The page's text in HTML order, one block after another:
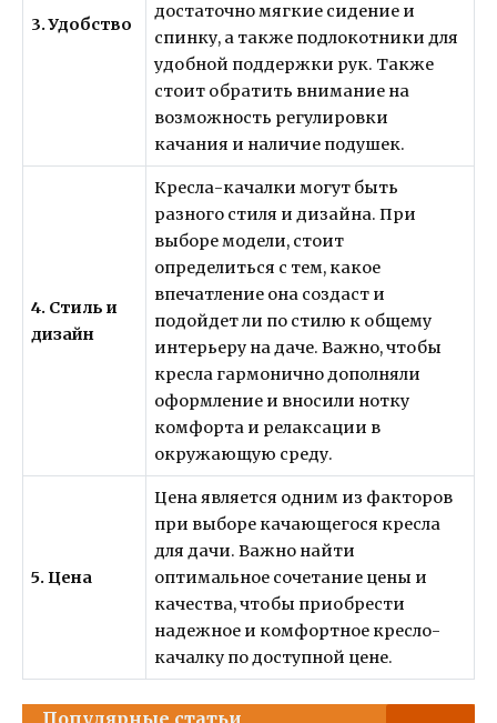
3. Удобство
достаточно мягкие сидение и
спинку, а также подлокотники для
удобной поддержки рук. Также
стоит обратить внимание на
возможность регулировки
качания и наличие подушек.
4. Стиль и
дизайн
Кресла-качалки могут быть
разного стиля и дизайна. При
выборе модели, стоит
определиться с тем, какое
впечатление она создаст и
подойдет ли по стилю к общему
интерьеру на даче. Важно, чтобы
кресла гармонично дополняли
оформление и вносили нотку
комфорта и релаксации в
окружающую среду.
5. Цена
Цена является одним из факторов
при выборе качающегося кресла
для дачи. Важно найти
оптимальное сочетание цены и
качества, чтобы приобрести
надежное и комфортное кресло-
качалку по доступной цене.
Популярные статьи